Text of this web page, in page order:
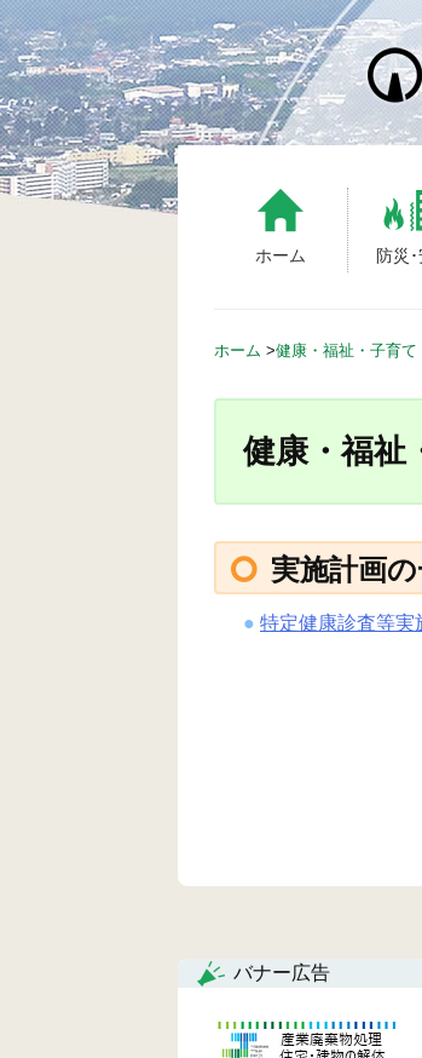
S
k
i
p
t
o
c
ホーム 防災
ホーム >健康・福祉・子育て
健康・福祉
実施計画
特定健康診査等実
バナー広告